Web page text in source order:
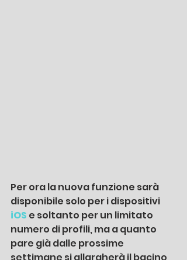
Per ora la nuova funzione sarà
disponibile solo per i dispositivi
iOS e soltanto per un limitato
numero di profili, ma a quanto
pare già dalle prossime
settimane si allargherà il bacino